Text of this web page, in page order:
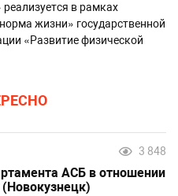
в рамках
жизни» государственной
«Развитие физической
3 848
АСБ в отношении